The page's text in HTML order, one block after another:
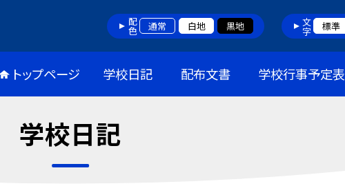
配色 通常 白地 黒地 文字 標準
トップページ 学校日記 配布文書 学校行事予定表
学校日記